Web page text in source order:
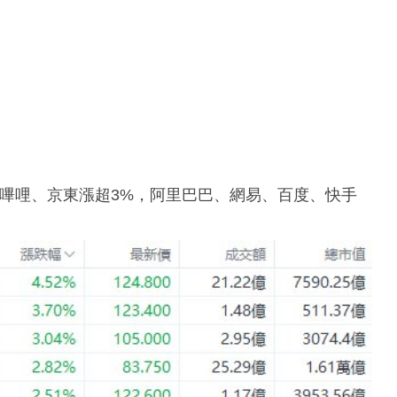
哩、京東漲超3%，阿里巴巴、網易、百度、快手